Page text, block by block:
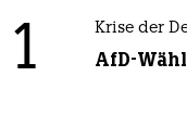
1 Krise der
AfD-